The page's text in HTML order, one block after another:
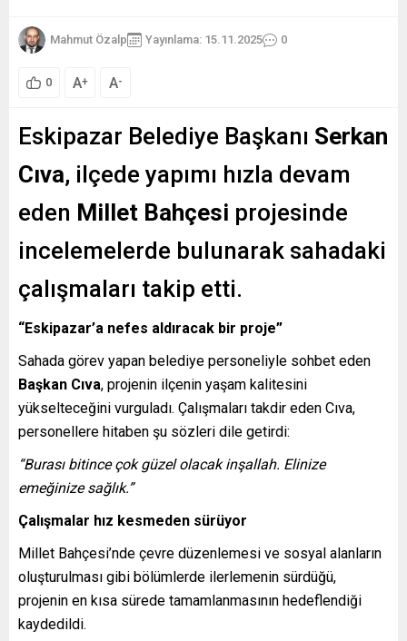
Mahmut Özalp Yayınlama: 15.11.2025 0
0 A+ A-
Eskipazar Belediye Başkanı Serkan
Cıva, ilçede yapımı hızla devam
eden Millet Bahçesi projesinde
incelemelerde bulunarak sahadaki
çalışmaları takip etti.
“Eskipazar’a nefes aldıracak bir proje”
Sahada görev yapan belediye personeliyle sohbet eden
Başkan Cıva, projenin ilçenin yaşam kalitesini
yükselteceğini vurguladı. Çalışmaları takdir eden Cıva,
personellere hitaben şu sözleri dile getirdi:
“Burası bitince çok güzel olacak inşallah. Elinize
emeğinize sağlık.”
Çalışmalar hız kesmeden sürüyor
Millet Bahçesi’nde çevre düzenlemesi ve sosyal alanların
oluşturulması gibi bölümlerde ilerlemenin sürdüğü,
projenin en kısa sürede tamamlanmasının hedeflendiği
kaydedildi.